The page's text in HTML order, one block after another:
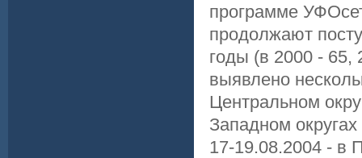
программе
продолжают
годы (в 2000 -
выявлено
Центральном
Западном
17-19.08.2004 - в